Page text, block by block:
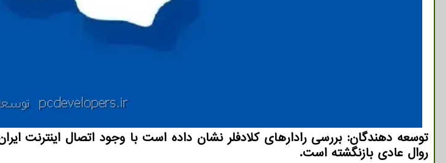
توسعه دهندگان: بررسی رادارهای کلادفلر نشان داده است با وجود اتصال اینترنت
روال عادی بازنگشته است.